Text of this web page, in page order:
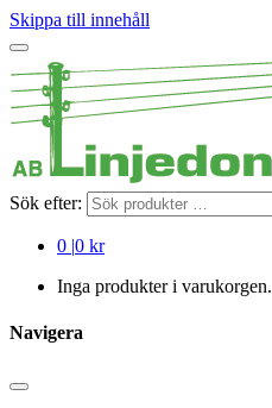
Skippa till innehåll
Sök efter:
0 |0 kr
Inga produkter i varukorgen.
Navigera